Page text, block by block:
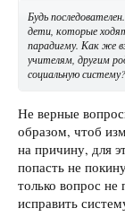
Будь
дети, которые
парадигму. Как же
учителям, другим
социальную систему?
Не верные
образом, чтоб
на причину, для
попасть не
только вопрос не
исправить